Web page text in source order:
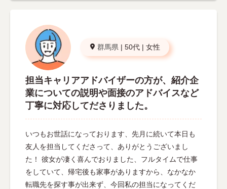
群馬県 | 50代 | 女性
担当キャリアアドバイザーの方が、紹介企
業についての説明や面接のアドバイスなど
丁寧に対応してださりました。
いつもお世話になっております、先月に続いて本日も
友人を担当してくださって、ありがとうございまし
た！ 彼女が凄く喜んでおりました、フルタイムで仕事
をしていて、帰宅後も家事がありますから、なかなか
転職先を探す事が出来ず、今回私の担当になってくだ